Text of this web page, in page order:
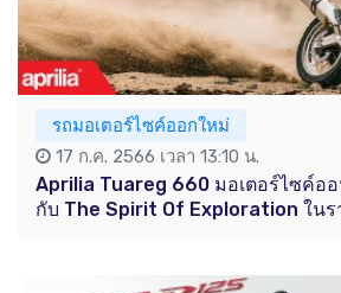
รถมอเตอร์ไซค์ออกใหม่
17 ก.ค. 2566 เวลา 13:10 น.
Aprilia Tuareg 660 มอเตอร์ไซค์อ
กับ The Spirit Of Exploration ในร